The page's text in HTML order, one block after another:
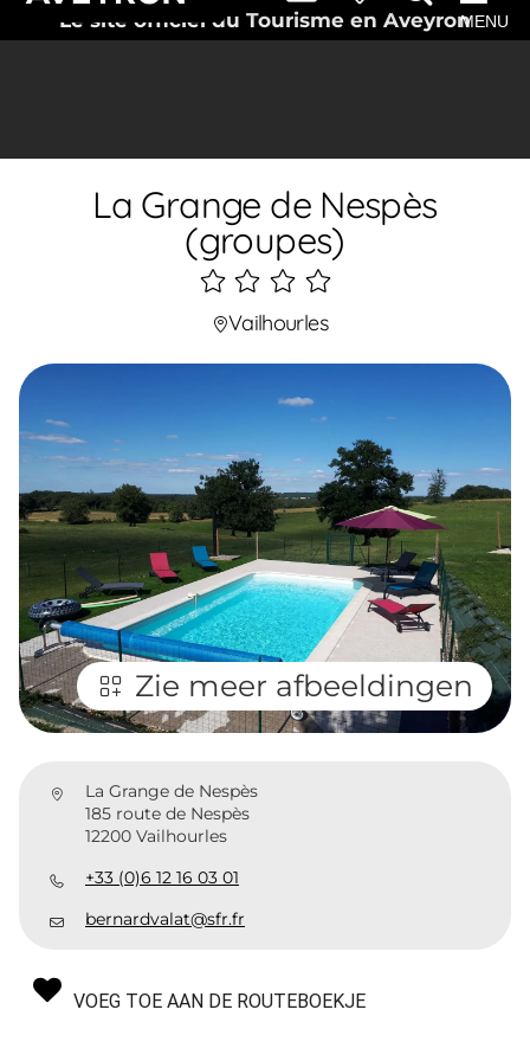
Le site officiel du Tourisme en AveyronMENU
La Grange de Nespès
(groupes)
4
étoiles
Vailhourles
Zie meer afbeeldingen
La Grange de Nespès
185 route de Nespès
12200 Vailhourles
+33 (0)6 12 16 03 01
bernardvalat@sfr.fr
VOEG TOE AAN DE ROUTEBOEKJE